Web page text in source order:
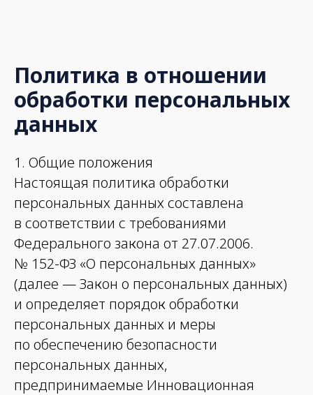
Политика в отношении
обработки персональных
данных
1. Общие положения
Настоящая политика обработки
персональных данных составлена
в соответствии с требованиями
Федерального закона от 27.07.2006.
№ 152-ФЗ «О персональных данных»
(далее — Закон о персональных данных)
и определяет порядок обработки
персональных данных и меры
по обеспечению безопасности
персональных данных,
предпринимаемые Инновационная